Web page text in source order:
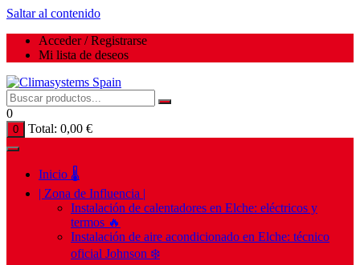
Saltar al contenido
Acceder / Registrarse
Mi lista de deseos
0
0 Total: 0,00 €
Inicio 🌡️
| Zona de Influencia |
Instalación de calentadores en Elche: eléctricos y
termos 🔥
Instalación de aire acondicionado en Elche: técnico
oficial Johnson ❄️